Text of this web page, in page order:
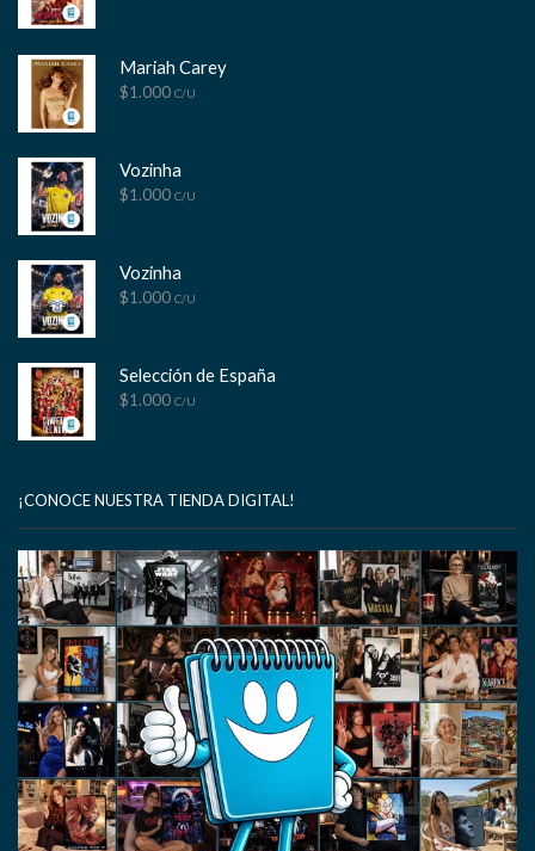
Mariah Carey
$1.000 C/U
Vozinha
$1.000 C/U
Vozinha
$1.000 C/U
Selección de España
$1.000 C/U
¡CONOCE NUESTRA TIENDA DIGITAL!